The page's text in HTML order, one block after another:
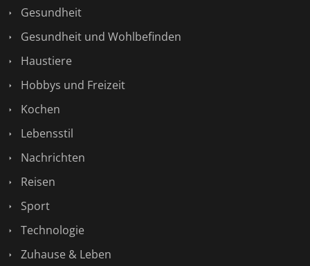
Gesundheit
Gesundheit und Wohlbefinden
Haustiere
Hobbys und Freizeit
Kochen
Lebensstil
Nachrichten
Reisen
Sport
Technologie
Zuhause & Leben